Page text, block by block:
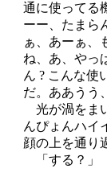
通に使ってる
ーー、たまら
ぁ、あーぁ、
ね、あ、やっ
ん ? こんな使
だ。ああうう
光が渦をま
んぴょんハイ
顔の上を通り
「する？」